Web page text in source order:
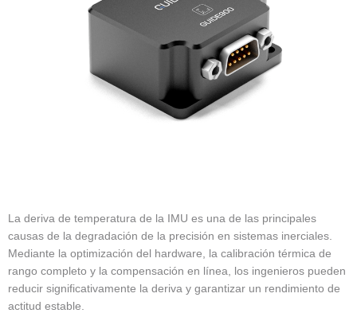
La deriva de temperatura de la IMU es una de las principales
causas de la degradación de la precisión en sistemas inerciales.
Mediante la optimización del hardware, la calibración térmica de
rango completo y la compensación en línea, los ingenieros pueden
reducir significativamente la deriva y garantizar un rendimiento de
actitud estable.